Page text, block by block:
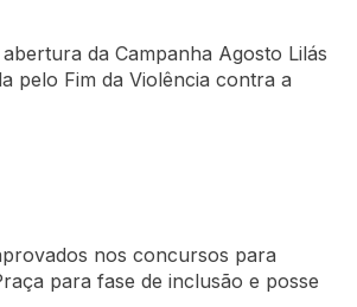
da Campanha Agosto Lilás
pelo Fim da Violência contra a
nos concursos para
para fase de inclusão e posse